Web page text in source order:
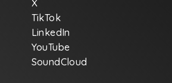
X
TikTok
LinkedIn
YouTube
SoundCloud